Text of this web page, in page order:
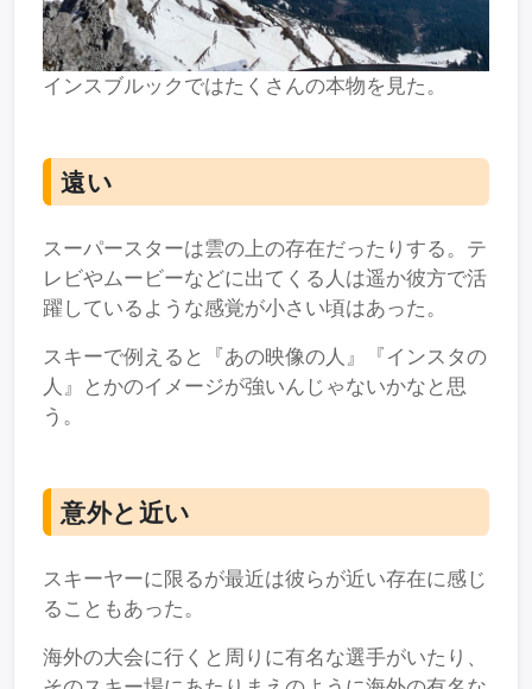
インスブルックではたくさんの本物を見た。
遠い
スーパースターは雲の上の存在だったりする。テ
レビやムービーなどに出てくる人は遥か彼方で活
躍しているような感覚が小さい頃はあった。
スキーで例えると『あの映像の人』『インスタの
人』とかのイメージが強いんじゃないかなと思
う。
意外と近い
スキーヤーに限るが最近は彼らが近い存在に感じ
ることもあった。
海外の大会に行くと周りに有名な選手がいたり、